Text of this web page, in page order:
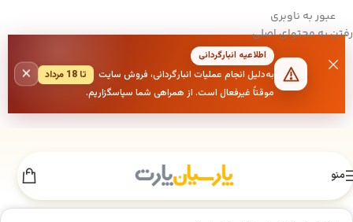
عبور به ناوبری
رفتن به محتوای اصلی
اطلاعیه انبارگردانی
به‌دلیل انجام عملیات انبارگردانی، فروش سایت
تا 18 مرداد
موقتاً غیرفعال است. از همراهی شما سپاسگزاریم.
×
منو